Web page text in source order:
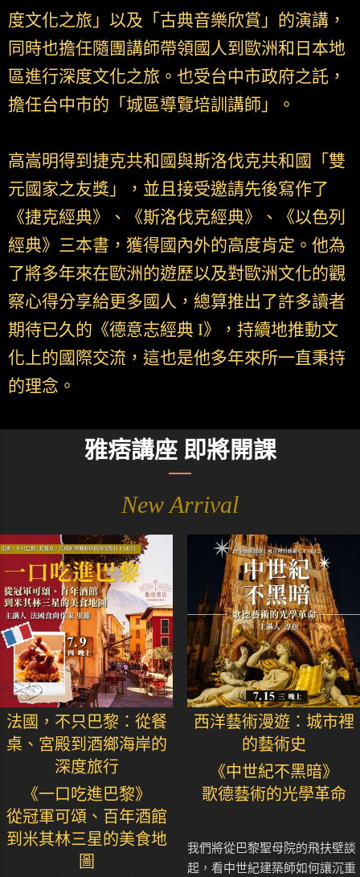
度文化之旅」以及「古典音樂欣賞」的演講，
同時也擔任隨團講師帶領國人到歐洲和日本地
區進行深度文化之旅。也受台中市政府之託，
擔任台中市的「城區導覽培訓講師」。
高嵩明得到捷克共和國與斯洛伐克共和國「雙
元國家之友獎」，並且接受邀請先後寫作了
《捷克經典》、《斯洛伐克經典》、《以色列
經典》三本書，獲得國內外的高度肯定。他為
了將多年來在歐洲的遊歷以及對歐洲文化的觀
察心得分享給更多國人，總算推出了許多讀者
期待已久的《德意志經典 I》，持續地推動文
化上的國際交流，這也是他多年來所一直秉持
的理念。
雅痞講座 即將開課
New Arrival
法國，不只巴黎：從餐
桌、宮殿到酒鄉海岸的
深度旅行
《一口吃進巴黎》
從冠軍可頌、百年酒館
到米其林三星的美食地
圖
西洋藝術漫遊：城市裡
的藝術史
《中世紀不黑暗》
歌德藝術的光學革命
我們將從巴黎聖母院的飛扶壁談
起，看中世紀建築師如何讓沉重